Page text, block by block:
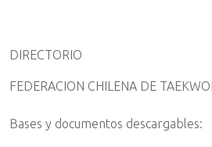
DIRECTORIO
FEDERACION CHILENA DE
Bases y documentos descargables: